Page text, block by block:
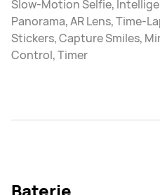
Slow-Motion Selfie,
Panorama, AR Lens, Time-
Stickers, Capture Smiles,
Control, Timer